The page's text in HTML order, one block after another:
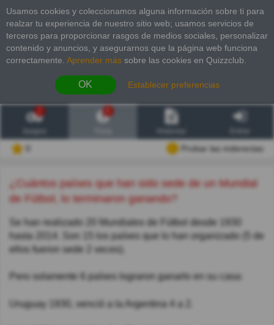
Usamos cookies y coleccionamos alguna información sobre ti para
realzar tu experiencia de nuestro sitio web; usamos servicios de
terceros para proporcionar rasgos de medios sociales, personalizar
contenido y anuncios, y asegurarnos que la página web funciona
correctamente. Aprender más sobre las cookies en Quizzclub.
OK Establecer preferencias
2
Probar las inderectas
¿Cuántos países que han sido sede de un Mundial
de Fútbol, lo terminaron ganando?
Se han realizado 20 Mundiales de Fútbol desde 1930
hasta 2014. Son 15 los países que lo han organizado (5 de
ellos fueron sede 2 veces).
Pero solamente 6 países lograron ganarlo en su casa:
Uruguay 1930, venció a la Argentina 4 a 2.